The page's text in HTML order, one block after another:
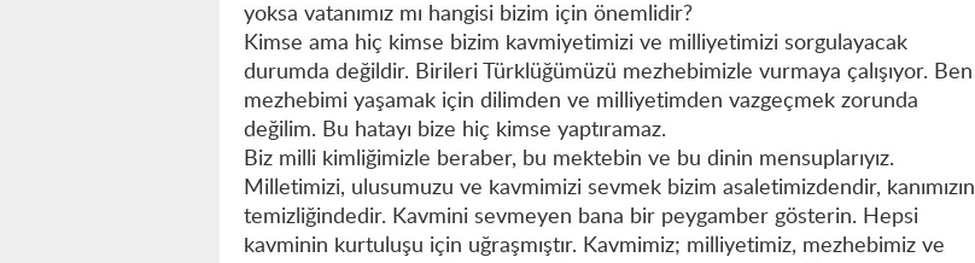
yoksa vatanımız mı hangisi bizim için önemlidir?
Kimse ama hiç kimse bizim kavmiyetimizi ve milliyetimizi sorgulayacak
durumda değildir. Birileri Türklüğümüzü mezhebimizle vurmaya çalışıyor. Ben
mezhebimi yaşamak için dilimden ve milliyetimden vazgeçmek zorunda
değilim. Bu hatayı bize hiç kimse yaptıramaz.
Biz milli kimliğimizle beraber, bu mektebin ve bu dinin mensuplarıyız.
Milletimizi, ulusumuzu ve kavmimizi sevmek bizim asaletimizdendir, kanımızın
temizliğindedir. Kavmini sevmeyen bana bir peygamber gösterin. Hepsi
kavminin kurtuluşu için uğraşmıştır. Kavmimiz; milliyetimiz, mezhebimiz ve